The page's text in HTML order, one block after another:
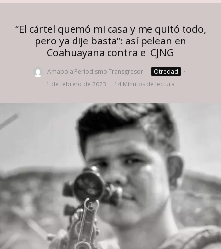
“El cártel quemó mi casa y me quitó todo,
pero ya dije basta”: así pelean en
Coahuayana contra el CJNG
Amapola Periodismo Transgresor · Otredad
·
1 de febrero de 2023 · 14 Minutos de lectura